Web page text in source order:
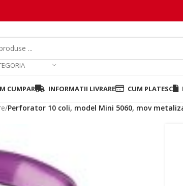
CUMPAR INFORMATII LIVRARE CUM PLATESC
/Perforator 10 coli, model Mini 5060, mov